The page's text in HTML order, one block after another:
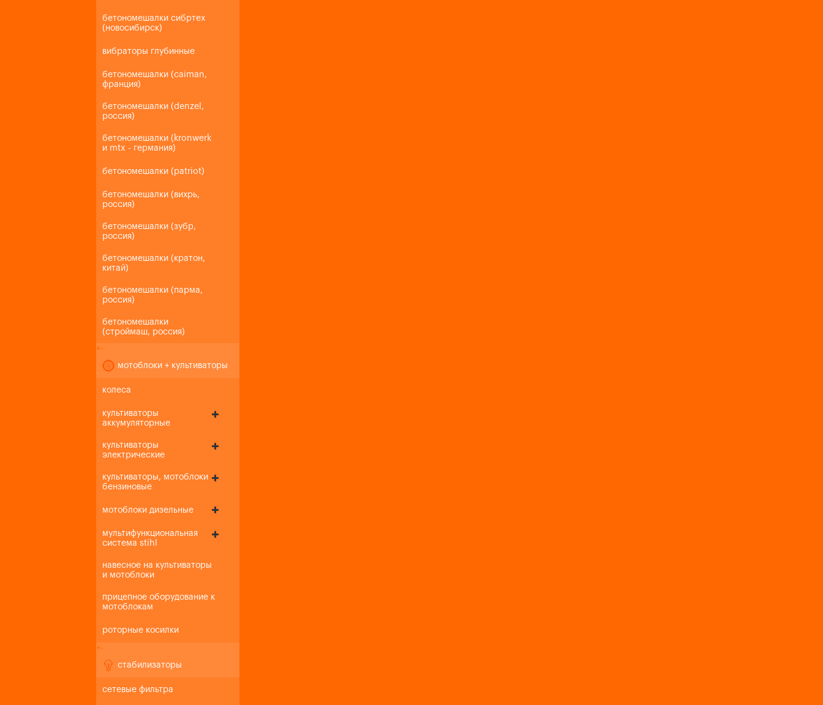
бетономешалки сибртех
(новосибирск)
вибраторы глубинные
бетономешалки (caiman,
франция)
бетономешалки (denzel,
россия)
бетономешалки (kronwerk
и mtx - германия)
бетономешалки (patriot)
бетономешалки (вихрь,
россия)
бетономешалки (зубр,
россия)
бетономешалки (кратон,
китай)
бетономешалки (парма,
россия)
бетономешалки
(строймаш, россия)
+-
мотоблоки + культиваторы
колеса
культиваторы
аккумуляторные
культиваторы
электрические
культиваторы, мотоблоки
бензиновые
мотоблоки дизельные
мультифункциональная
система stihl
навесное на культиваторы
и мотоблоки
прицепное оборудование к
мотоблокам
роторные косилки
+-
стабилизаторы
сетевые фильтра